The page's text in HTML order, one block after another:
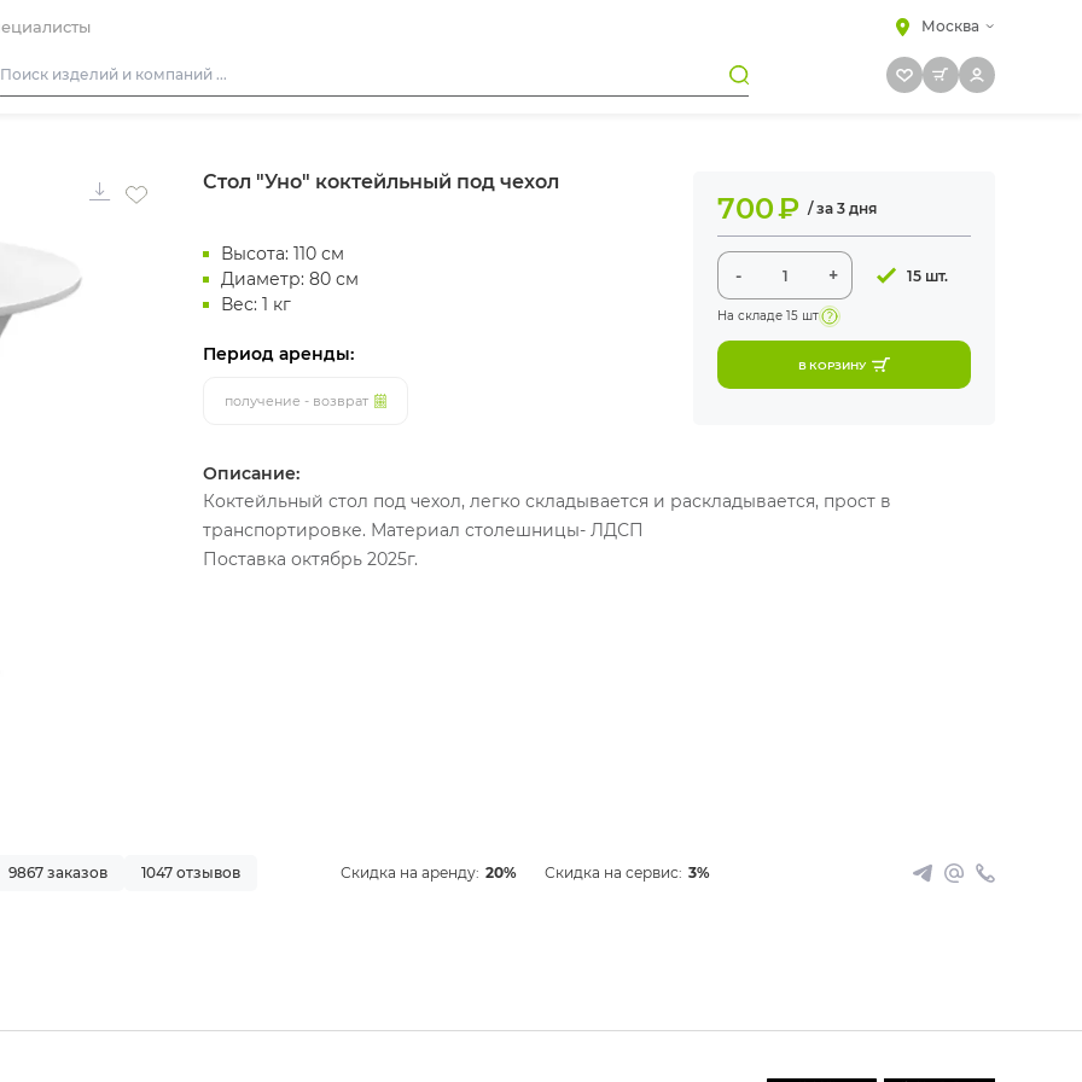
Москва
Кресла
Стол "Уно" коктейльный под чехол
Высота: 110 см
Диаметр: 80 см
Вес: 1 кг
Период аренды:
получение - возврат
700₽ / за 3 дня
- + 15 шт.
На складе 15 шт
В КОРЗИНУ
Описание:
Коктейльный стол под чехол, легко складывается и раскладывается, прост в
транспортировке. Материал столешницы- ЛДСП
Поставка октябрь 2025г.
9867 заказов 1047 отзывов Скидка на аренду: 20% Скидка на сервис: 3%